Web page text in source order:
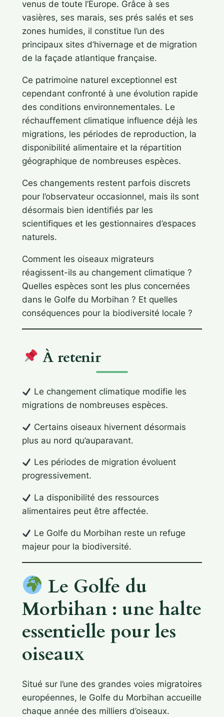
venus de toute l’Europe. Grâce à ses
vasières, ses marais, ses prés salés et ses
zones humides, il constitue l’un des
principaux sites d’hivernage et de migration
de la façade atlantique française.
Ce patrimoine naturel exceptionnel est
cependant confronté à une évolution rapide
des conditions environnementales. Le
réchauffement climatique influence déjà les
migrations, les périodes de reproduction, la
disponibilité alimentaire et la répartition
géographique de nombreuses espèces.
Ces changements restent parfois discrets
pour l’observateur occasionnel, mais ils sont
désormais bien identifiés par les
scientifiques et les gestionnaires d’espaces
naturels.
Comment les oiseaux migrateurs
réagissent-ils au changement climatique ?
Quelles espèces sont les plus concernées
dans le Golfe du Morbihan ? Et quelles
conséquences pour la biodiversité locale ?
À retenir
Le changement climatique modifie les
migrations de nombreuses espèces.
Certains oiseaux hivernent désormais
plus au nord qu’auparavant.
Les périodes de migration évoluent
progressivement.
La disponibilité des ressources
alimentaires peut être affectée.
Le Golfe du Morbihan reste un refuge
majeur pour la biodiversité.
Le Golfe du
Morbihan : une halte
essentielle pour les
oiseaux
Situé sur l’une des grandes voies migratoires
européennes, le Golfe du Morbihan accueille
chaque année des milliers d’oiseaux.